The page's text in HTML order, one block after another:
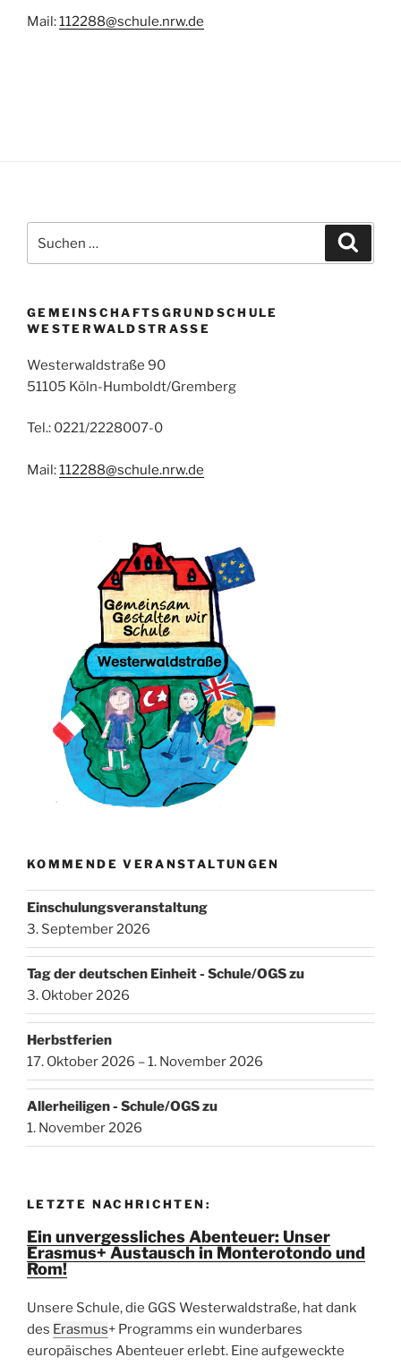
Mail:112288@schule.nrw.de
nach:
GEMEINSCHAFTSGRUNDSCHULE
WESTERWALDSTRASSE
Westerwaldstraße 90
51105 Köln-Humboldt/Gremberg
Tel.: 0221/2228007-0
Mail:112288@schule.nrw.de
KOMMENDE VERANSTALTUNGEN
Einschulungsveranstaltung
3. September 2026
Tag der deutschen Einheit - Schule/OGS zu
3. Oktober 2026
Herbstferien
17. Oktober 2026 – 1. November 2026
Allerheiligen - Schule/OGS zu
1. November 2026
LETZTE NACHRICHTEN:
Ein unvergessliches Abenteuer: Unser
Erasmus+ Austausch in Monterotondo und
Rom!
Unsere Schule, die GGS Westerwaldstraße, hat dank
des Erasmus+ Programms ein wunderbares
europäisches Abenteuer erlebt. Eine aufgeweckte